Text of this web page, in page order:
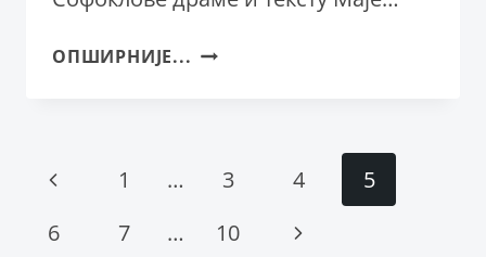
ОПШИРНИЈЕ... У
Page
navigation
Previous
Page
1 … 3 4
5
6
7 … 10
Next